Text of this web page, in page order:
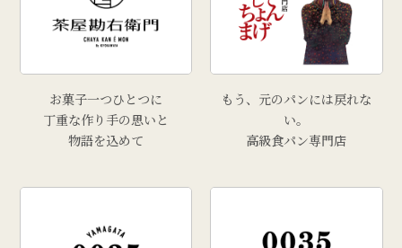
お菓子一つひとつに
丁重な作り手の思いと
物語を込めて
もう、元のパンには戻れな
い。
高級食パン専門店